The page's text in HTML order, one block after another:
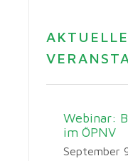
AKTUELLE
Webinar:
im ÖPNV
September